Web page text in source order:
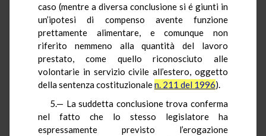
caso (mentre a diversa conclusione si é giunti in
un’ipotesi di compenso avente funzione
prettamente alimentare, e comunque non
riferito nemmeno alla quantità del lavoro
prestato, come quello riconosciuto alle
volontarie in servizio civile all’estero, oggetto
della sentenza costituzionalen. 211 del 1996).
5.— La suddetta conclusione trova conferma
nel fatto che lo stesso legislatore ha
espressamente previsto l’erogazione